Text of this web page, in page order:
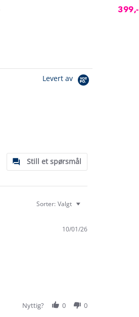
399,-
Levert av
Still et spørsmål
Sorter: Valgt
10/01/26
Nyttig? 0 0